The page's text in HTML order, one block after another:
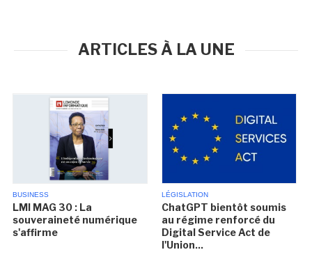
ARTICLES À LA UNE
BUSINESS
LMI MAG 30 : La
souveraineté numérique
s'affirme
LÉGISLATION
ChatGPT bientôt soumis
au régime renforcé du
Digital Service Act de
l'Union...